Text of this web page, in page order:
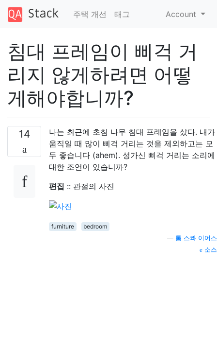
주택 개선 태그 Account
침대 프레임이 삐걱 거
리지 않게하려면 어떻
게해야합니까?
14
나는 최근에 초침 나무 침대 프레임을 샀다. 내가
움직일 때 많이 삐걱 거리는 것을 제외하고는 모
두 좋습니다 (ahem). 성가신 삐걱 거리는 소리에
대한 조언이 있습니까?
편집 :: 관절의 사진
furniture
bedroom
톰 스콰 이어스
소스